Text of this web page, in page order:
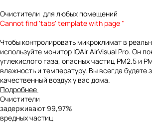
Очистители для любых помещений
Cannot find 'tabs' template with page ''
Чтобы контролировать микроклимат в
используйте монитор IQAir AirVisual Pro. Он
углекислого газа, опасных частиц PM2.5 и
влажность и температуру. Вы всегда будете
качественный воздух у вас дома.
Подробнее
Очистители
задерживают 99,97%
вредных частиц